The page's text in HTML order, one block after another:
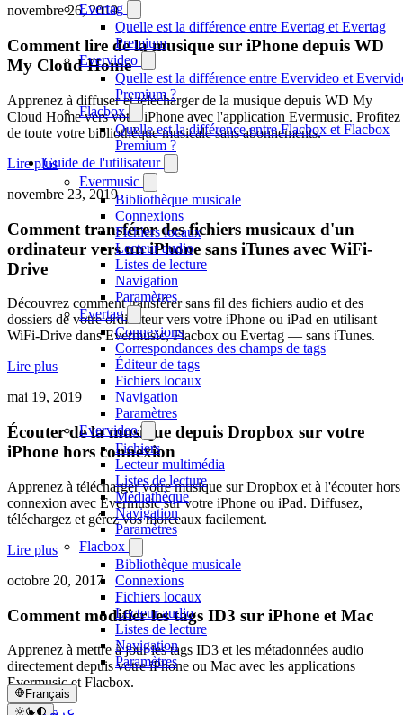
Evertag
Quelle est la différence entre Evertag et Evertag
Premium
Evervideo
Quelle est la différence entre Evervideo et
Premium ?
Flacbox
Quelle est la différence entre Flacbox et Flacbox
Premium ?
Guide de l'utilisateur
Evermusic
Bibliothèque musicale
Connexions
Fichiers locaux
Lecteur audio
Listes de lecture
Navigation
Paramètres
Evertag
Connexions
Correspondances des champs de tags
Éditeur de tags
Fichiers locaux
Navigation
Paramètres
Evervideo
Fichiers
Lecteur multimédia
Listes de lecture
Médiathèque
Navigation
Paramètres
Flacbox
Bibliothèque musicale
Connexions
Fichiers locaux
Lecteur audio
Listes de lecture
Navigation
Paramètres
Français
عربي
novembre 26, 2019
Comment lire de la musique sur iPhone depuis WD
My Cloud Home
Apprenez à diffuser et télécharger de la musique depuis WD My
Cloud Home vers votre iPhone avec l'application Evermusic. Profitez
de toute votre bibliothèque musicale sans abonnements.
Lire plus
novembre 23, 2019
Comment transférer des fichiers musicaux d'un
ordinateur vers un iPhone sans iTunes avec WiFi-
Drive
Découvrez comment transférer sans fil des fichiers audio et des
dossiers de votre ordinateur vers votre iPhone ou iPad en utilisant
WiFi-Drive dans Evermusic, Flacbox ou Evertag — sans iTunes.
Lire plus
mai 19, 2019
Écouter de la musique depuis Dropbox sur votre
iPhone hors connexion
Apprenez à télécharger votre musique sur Dropbox et à l'écouter hors
connexion avec Evermusic sur votre iPhone ou iPad. Diffusez,
téléchargez et gérez vos morceaux facilement.
Lire plus
octobre 20, 2017
Comment modifier les tags ID3 sur iPhone et Mac
Apprenez à mettre à jour les tags ID3 et les métadonnées audio
directement depuis votre iPhone ou Mac avec les applications
Evermusic et Flacbox.